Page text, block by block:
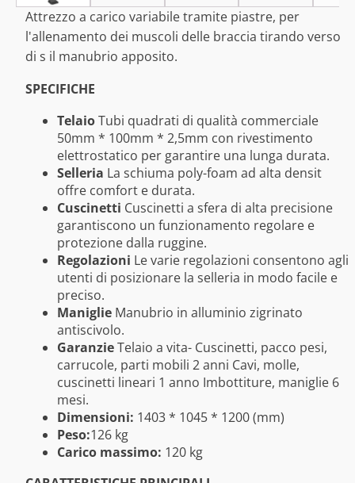
Attrezzo a carico variabile tramite piastre, per
l'allenamento dei muscoli delle braccia tirando verso
di s il manubrio apposito.
SPECIFICHE
TelaioTubi quadrati di qualità commerciale
50mm * 100mm * 2,5mm con rivestimento
elettrostatico per garantire una lunga durata.
Selleria La schiuma poly-foam ad alta densit
offre comfort e durata.
Cuscinetti Cuscinetti a sfera di alta precisione
garantiscono un funzionamento regolare e
protezione dalla ruggine.
Regolazioni Le varie regolazioni consentono agli
utenti di posizionare la selleria in modo facile e
preciso.
Maniglie Manubrio in alluminio zigrinato
antiscivolo.
GaranzieTelaio a vita- Cuscinetti, pacco pesi,
carrucole, parti mobili 2 anni Cavi, molle,
cuscinetti lineari 1 anno Imbottiture, maniglie 6
mesi.
Dimensioni: 1403 * 1045 * 1200 (mm)
Peso:126 kg
Carico massimo: 120 kg